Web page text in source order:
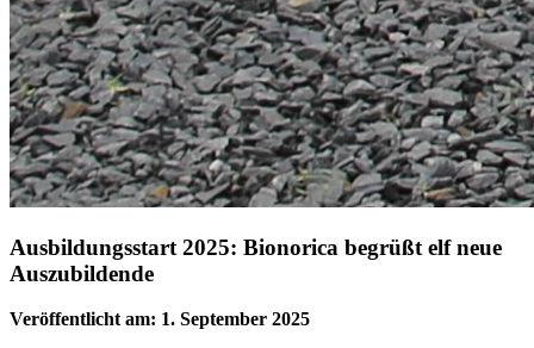
Ausbildungsstart 2025: Bionorica begrüßt elf neue
Auszubildende
Veröffentlicht am: 1. September 2025